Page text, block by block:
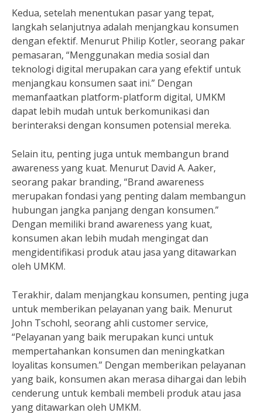
Kedua, setelah menentukan pasar yang tepat,
langkah selanjutnya adalah menjangkau konsumen
dengan efektif. Menurut Philip Kotler, seorang pakar
pemasaran, “Menggunakan media sosial dan
teknologi digital merupakan cara yang efektif untuk
menjangkau konsumen saat ini.” Dengan
memanfaatkan platform-platform digital, UMKM
dapat lebih mudah untuk berkomunikasi dan
berinteraksi dengan konsumen potensial mereka.
Selain itu, penting juga untuk membangun brand
awareness yang kuat. Menurut David A. Aaker,
seorang pakar branding, “Brand awareness
merupakan fondasi yang penting dalam membangun
hubungan jangka panjang dengan konsumen.”
Dengan memiliki brand awareness yang kuat,
konsumen akan lebih mudah mengingat dan
mengidentifikasi produk atau jasa yang ditawarkan
oleh UMKM.
Terakhir, dalam menjangkau konsumen, penting juga
untuk memberikan pelayanan yang baik. Menurut
John Tschohl, seorang ahli customer service,
“Pelayanan yang baik merupakan kunci untuk
mempertahankan konsumen dan meningkatkan
loyalitas konsumen.” Dengan memberikan pelayanan
yang baik, konsumen akan merasa dihargai dan lebih
cenderung untuk kembali membeli produk atau jasa
yang ditawarkan oleh UMKM.